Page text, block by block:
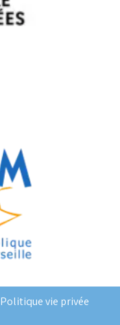
Politique vie privée